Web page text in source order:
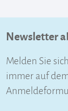
Newsletter
Melden Sie
immer auf